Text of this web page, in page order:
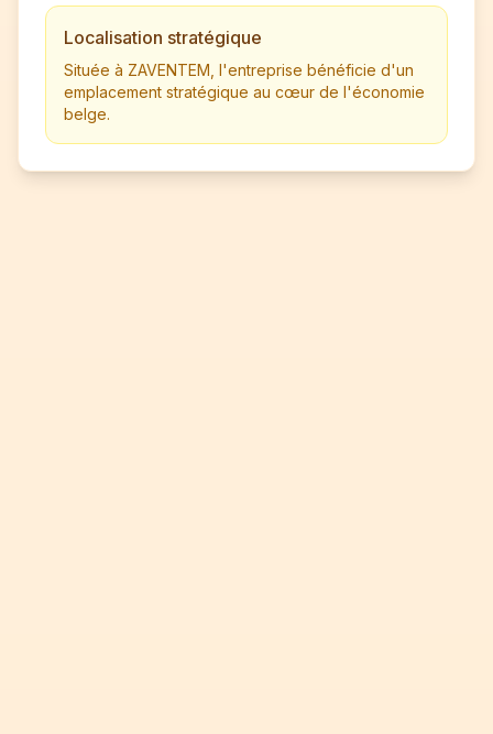
Localisation stratégique
Située à ZAVENTEM, l'entreprise bénéficie d'un
emplacement stratégique au cœur de l'économie
belge.